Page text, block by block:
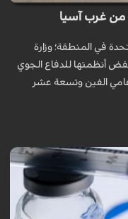
من غرب آسيا
في المنطقة؛ وزارة
خفض أنظمتها للدفاع الجوي
الفين وتسعة عشر